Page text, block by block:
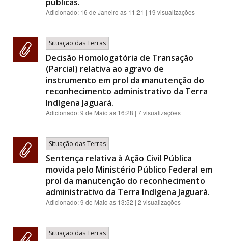
Adicionado: 16 de Janeiro as 11:21 | 19 visualizações
Situação das Terras
Decisão Homologatória de Transação
(Parcial) relativa ao agravo de
instrumento em prol da manutenção do
reconhecimento administrativo da Terra
Indígena Jaguará.
Adicionado:9 de Maio as 16:28 | 7 visualizações
Situação das Terras
Sentença relativa à Ação Civil Pública
movida pelo Ministério Público Federal em
prol da manutenção do reconhecimento
administrativo da Terra Indígena Jaguará.
Adicionado:9 de Maio as 13:52 | 2 visualizações
Situação das Terras